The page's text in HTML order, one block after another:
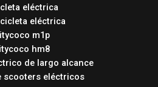
eléctrica
eléctrica
m1p
hm8
de largo alcance
scooters eléctricos